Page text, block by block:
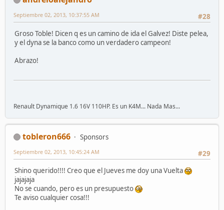
#28
Septiembre 02, 2013, 10:37:55 AM
Groso Toble! Dicen q es un camino de ida el Galvez! Diste pelea,
y el dyna se la banco como un verdadero campeon!
Abrazo!
Renault Dynamique 1.6 16V 110HP. Es un K4M... Nada Mas...
tobleron666
Sponsors
#29
Septiembre 02, 2013, 10:45:24 AM
Shino querido!!!! Creo que el Jueves me doy una Vuelta
jajajaja
No se cuando, pero es un presupuesto
Te aviso cualquier cosa!!!